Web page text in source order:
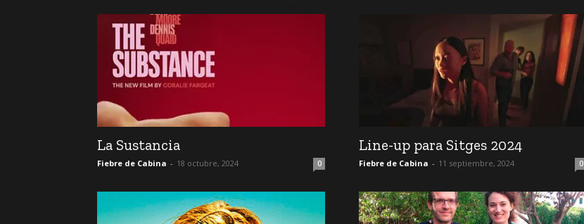
La Sustancia
Fiebre de Cabina - 18 octubre, 2024 0
Line-up para Sitges 2024
Fiebre de Cabina - 11 septiembre, 2024 0